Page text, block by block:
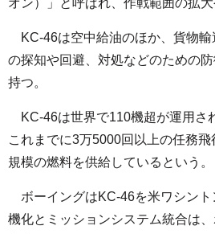
オン）」と呼ばれ、作戦範囲の拡
KC-46は空中給油のほか、貨物輸
の探知や回避、対処などのための
持つ。
KC-46は世界で110機超が運用さ
これまでに3万5000回以上の任務
規模の燃料を供給しているという。
ボーイングはKC-46を米ワシント
機化とミッションシステム統合は